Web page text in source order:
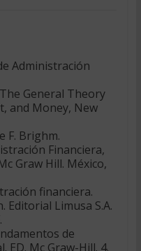
Administración
General Theory
and Money, New
F. Brighm.
Financiera,
Graw Hill. México,
financiera.
Editorial Limusa S.A.
de
ED. Mc Graw-Hill. 4.